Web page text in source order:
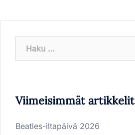
Viimeisimmät artikkelit
Beatles-iltapäivä 2026